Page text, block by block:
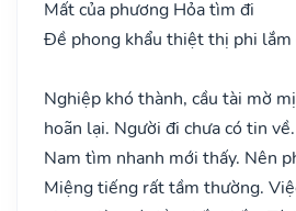
Mất của phương Hỏa tìm đi
Đề phong khẩu thiệt thị phi lắm
Nghiệp khó thành, cầu tài mờ
hoãn lại. Người đi chưa có tin
Nam tìm nhanh mới thấy. Nên
Miệng tiếng rất tầm thường.